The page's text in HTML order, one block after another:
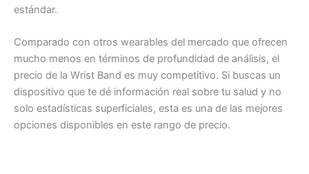
estándar.
Comparado con otros wearables del mercado que ofrecen
mucho menos en términos de profundidad de análisis, el
precio de la Wrist Band es muy competitivo. Si buscas un
dispositivo que te dé información real sobre tu salud y no
solo estadísticas superficiales, esta es una de las mejores
opciones disponibles en este rango de precio.